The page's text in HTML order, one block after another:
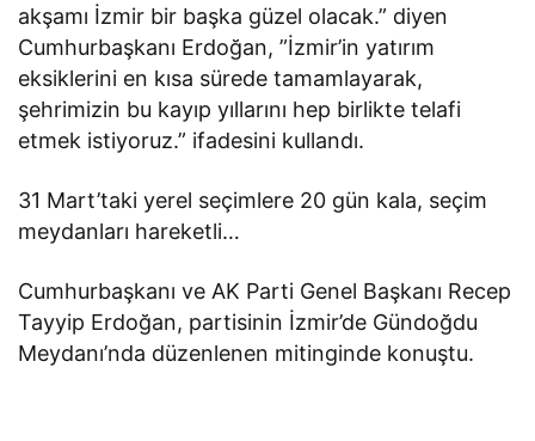
akşamı İzmir bir başka güzel olacak.” diyen
Cumhurbaşkanı Erdoğan, ”İzmir’in yatırım
eksiklerini en kısa sürede tamamlayarak,
şehrimizin bu kayıp yıllarını hep birlikte telafi
etmek istiyoruz.” ifadesini kullandı.
31 Mart’taki yerel seçimlere 20 gün kala, seçim
meydanları hareketli…
Cumhurbaşkanı ve AK Parti Genel Başkanı Recep
Tayyip Erdoğan, partisinin İzmir’de Gündoğdu
Meydanı’nda düzenlenen mitinginde konuştu.